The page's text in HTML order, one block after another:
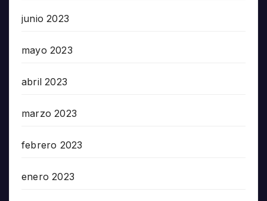
junio 2023
mayo 2023
abril 2023
marzo 2023
febrero 2023
enero 2023